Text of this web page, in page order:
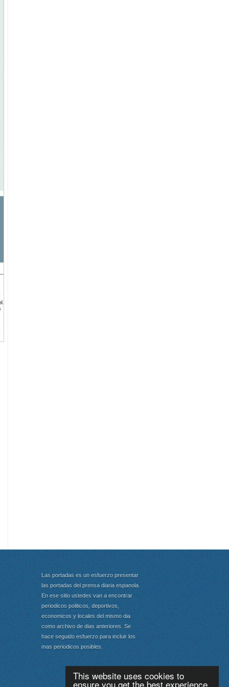
This website uses cookies to
ensure you get the best experience
Las portadas es un esfuerzo presentar
las portadas del prensa diaria espanola.
En ese sitio ustedes van a encontrar
periodicos politicos, deportivos,
economicos y locales del mismo dia
como archivo de dias anteriores. Se
hace seguido esfuerzo para incluir los
mas periodicos posibles.